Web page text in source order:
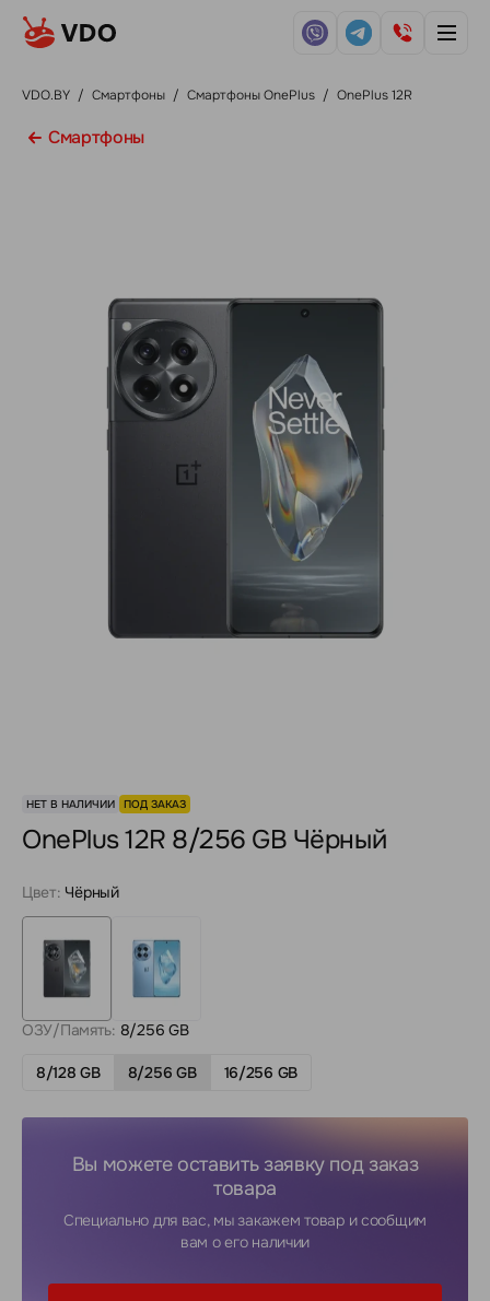
VDO.BY / Смартфоны / Смартфоны OnePlus / OnePlus 12R
Смартфоны
НЕТ В НАЛИЧИИ ПОД ЗАКАЗ
OnePlus 12R 8/256 GB Чёрный
Цвет: Чёрный
ОЗУ/Память: 8/256 GB
8/128 GB 8/256 GB 16/256 GB
Вы можете оставить заявку под заказ
товара
Специально для вас, мы закажем товар и сообщим
вам о его наличии